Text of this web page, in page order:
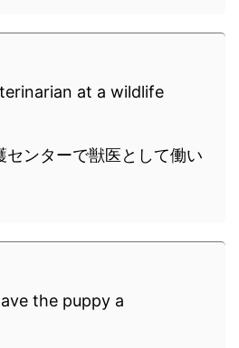
at a wildlife
センターで獣医として働い
the puppy a